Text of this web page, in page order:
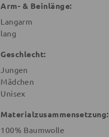
Arm- & Beinlänge:
Langarm
lang
Geschlecht:
Jungen
Mädchen
Unisex
Materialzusammensetzung:
100% Baumwolle